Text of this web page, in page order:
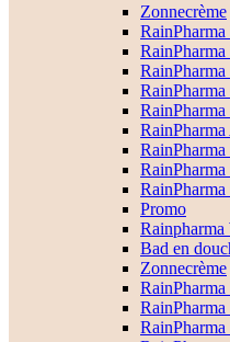
Zonnecrème
RainPharma
RainPharma
RainPharma
RainPharma
Promo
Rainpharma
Bad en
Zonnecrème
RainPharma
RainPharma
RainPharma